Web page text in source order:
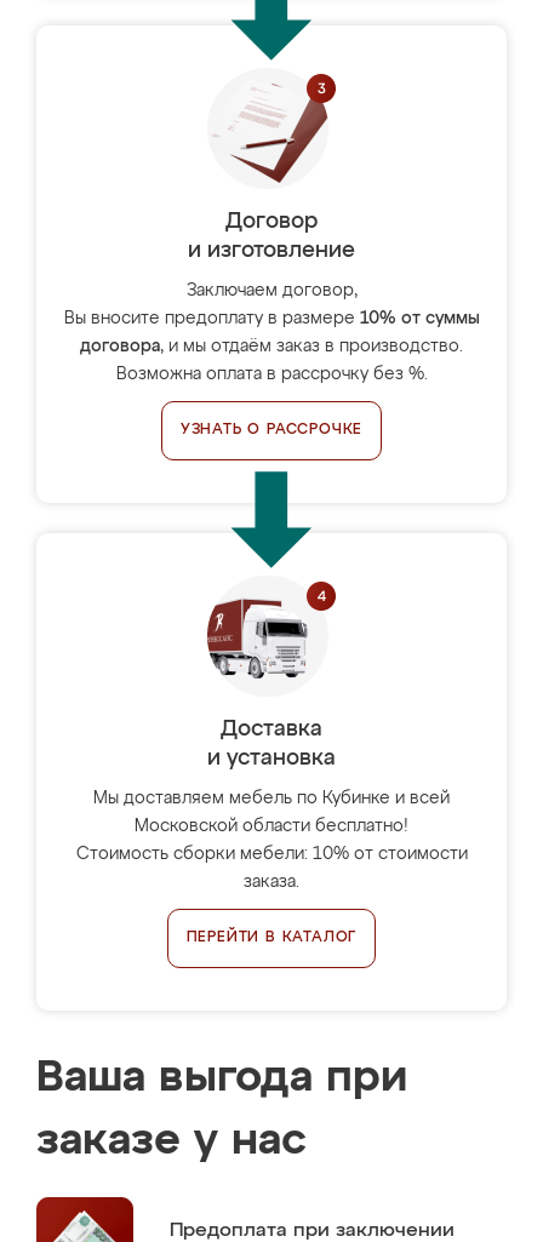
Договор
и изготовление
Заключаем договор,
Вы вносите предоплату в размере 10% от суммы
договора, и мы отдаём заказ в производство.
Возможна оплата в рассрочку без %.
УЗНАТЬ О РАССРОЧКЕ
Доставка
и установка
Мы доставляем мебель по Кубинке и всей
Московской области бесплатно!
Стоимость сборки мебели: 10% от стоимости
заказа.
ПЕРЕЙТИ В КАТАЛОГ
Ваша выгода при
заказе у нас
Предоплата при заключении